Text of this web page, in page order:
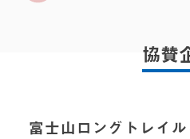
協賛
富士山ロングトレイ